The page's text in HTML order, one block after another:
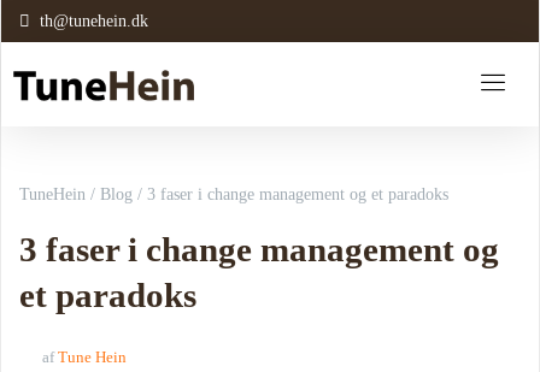
th@tunehein.dk
TuneHein / Blog / 3 faser i change management og et paradoks
3 faser i change management og
et paradoks
af Tune Hein